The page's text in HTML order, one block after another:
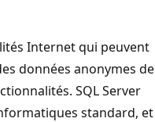
Internet qui peuvent
données anonymes de
SQL Server
standard, et